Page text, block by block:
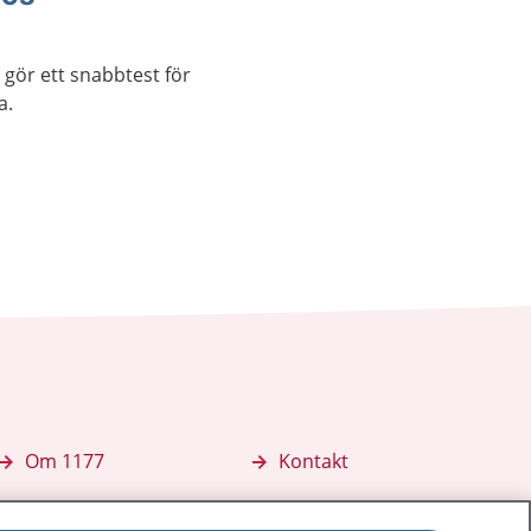
gör ett snabbtest för
Om 1177
E-tjänster
Kontakt
Press